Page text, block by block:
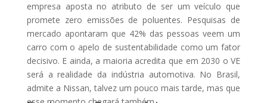
empresa aposta no atributo de ser um veículo que
promete zero emissões de poluentes. Pesquisas de
mercado apontaram que 42% das pessoas veem um
carro com o apelo de sustentabilidade como um fator
decisivo. E ainda, a maioria acredita que em 2030 o VE
será a realidade da indústria automotiva. No Brasil,
admite a Nissan, talvez um pouco mais tarde, mas que